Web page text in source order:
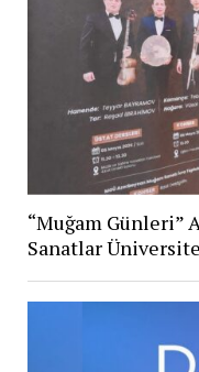
“Muğam Günleri”
Sanatlar